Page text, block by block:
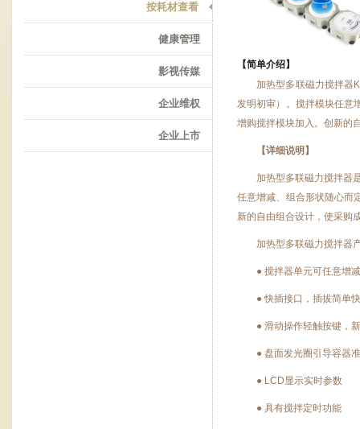
按耗材查看
健康管理
影视传媒
企业维权
企业上市
【简单介绍】
加热型多联磁力搅拌器
发明初审）。搅拌模块任意
增购搅拌模块加入。创新的
【详细说明】
加热型多联磁力搅拌器
任意增减、组合形状随心而
新的自由组合设计，使采购
加热型多联磁力搅拌器
● 搅拌器单元可任意增
● 快插接口，插拔简单
● 滑动操作轻触按键，
● 盘面发光圈引导容器
● LCD显示实时参数
● 具有搅拌定时功能